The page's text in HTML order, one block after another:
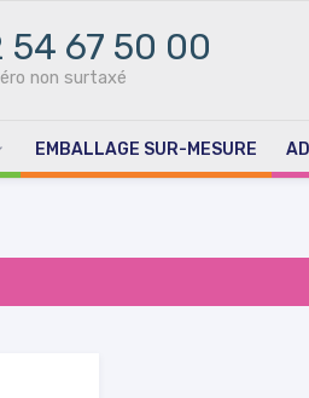
54 67 50 00
non surtaxé
EMBALLAGE SUR-MESURE